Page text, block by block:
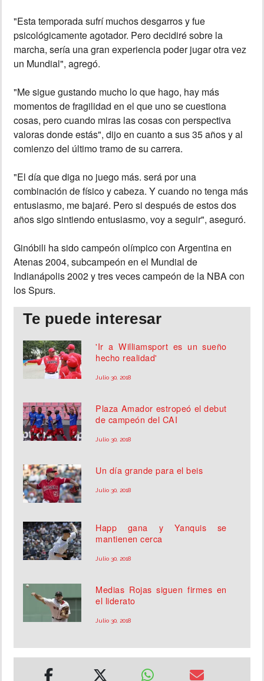
"Esta temporada sufrí muchos desgarros y fue
psicológicamente agotador. Pero decidiré sobre la
marcha, sería una gran experiencia poder jugar otra vez
un Mundial", agregó.
"Me sigue gustando mucho lo que hago, hay más
momentos de fragilidad en el que uno se cuestiona
cosas, pero cuando miras las cosas con perspectiva
valoras donde estás", dijo en cuanto a sus 35 años y al
comienzo del último tramo de su carrera.
"El día que diga no juego más. será por una
combinación de físico y cabeza. Y cuando no tenga más
entusiasmo, me bajaré. Pero si después de estos dos
años sigo sintiendo entusiasmo, voy a seguir", aseguró.
Ginóbili ha sido campeón olímpico con Argentina en
Atenas 2004, subcampeón en el Mundial de
Indianápolis 2002 y tres veces campeón de la NBA con
los Spurs.
Te puede interesar
'Ir a Williamsport es un sueño
hecho realidad'
Julio 30, 2018
Plaza Amador estropeó el debut
de campeón del CAI
Julio 30, 2018
Un día grande para el beis
Julio 30, 2018
Happ gana y Yanquis se
mantienen cerca
Julio 30, 2018
Medias Rojas siguen firmes en
el liderato
Julio 30, 2018